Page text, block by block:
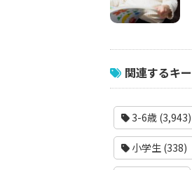
関連するキ
3-6歳 (3,943)
小学生 (338)